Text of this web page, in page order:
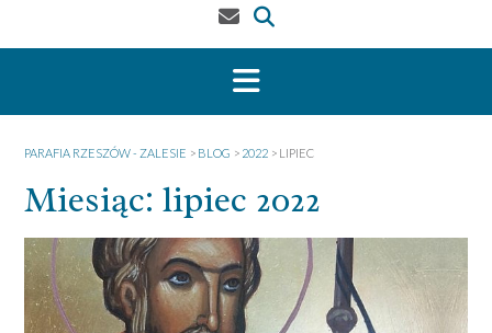
PARAFIA RZESZÓW - ZALESIE > BLOG > 2022 > LIPIEC
Miesiąc: lipiec 2022